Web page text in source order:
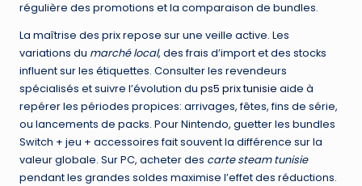
régulière des promotions et la comparaison de bundles.
La maîtrise des prix repose sur une veille active. Les
variations du marché local, des frais d’import et des stocks
influent sur les étiquettes. Consulter les revendeurs
spécialisés et suivre l’évolution du ps5 prix tunisie aide à
repérer les périodes propices: arrivages, fêtes, fins de série,
ou lancements de packs. Pour Nintendo, guetter les bundles
Switch + jeu + accessoires fait souvent la différence sur la
valeur globale. Sur PC, acheter des carte steam tunisie
pendant les grandes soldes maximise l’effet des réductions.